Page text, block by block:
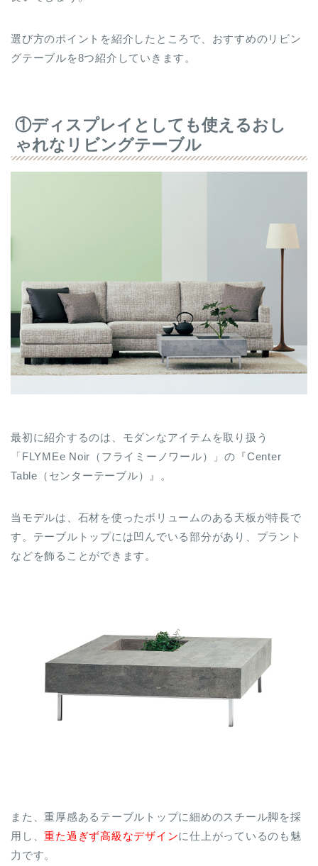
選び方のポイントを紹介したところで、おすすめのリビン
グテーブルを8つ紹介していきます。
①ディスプレイとしても使えるおし
ゃれなリビングテーブル
最初に紹介するのは、モダンなアイテムを取り扱う
「FLYMEe Noir（フライミーノワール）」の『Center
Table（センターテーブル）』。
当モデルは、石材を使ったボリュームのある天板が特長で
す。テーブルトップには凹んでいる部分があり、プラント
などを飾ることができます。
また、重厚感あるテーブルトップに細めのスチール脚を採
用し、重た過ぎず高級なデザインに仕上がっているのも魅
力です。